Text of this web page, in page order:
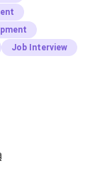
Job Interview